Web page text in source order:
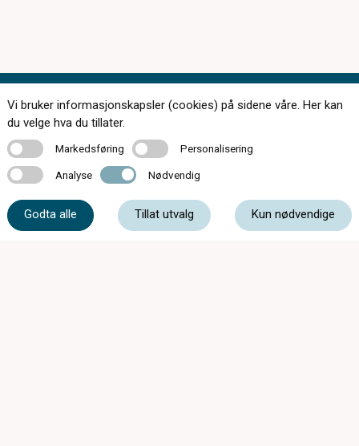
Kontakt oss
Vi bruker informasjonskapsler (cookies) på sidene våre. Her kan
du velge hva du tillater.
MarkedsføringMarkedsføring PersonaliseringPersonalisering
Analyse Analyse Nødvendig Nødvendig
Godta alle Tillat utvalg Kun nødvendige